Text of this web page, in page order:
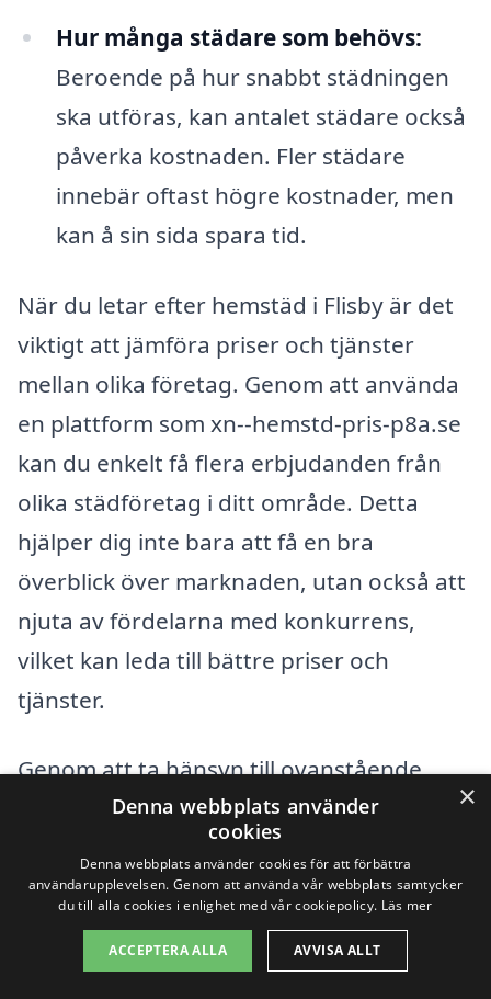
Hur många städare som behövs:
Beroende på hur snabbt städningen
ska utföras, kan antalet städare också
påverka kostnaden. Fler städare
innebär oftast högre kostnader, men
kan å sin sida spara tid.
När du letar efter hemstäd i Flisby är det
viktigt att jämföra priser och tjänster
mellan olika företag. Genom att använda
en plattform som xn--hemstd-pris-p8a.se
kan du enkelt få flera erbjudanden från
olika städföretag i ditt område. Detta
hjälper dig inte bara att få en bra
överblick över marknaden, utan också att
njuta av fördelarna med konkurrens,
vilket kan leda till bättre priser och
tjänster.
Genom att ta hänsyn till ovanstående
faktorer och noggrant överväga dina
behov kan du hitta den bästa lösningen
för hemstädning i Flisby som passar både
din livsstil och din budget.
×
Denna webbplats använder
cookies
Denna webbplats använder cookies för att förbättra
användarupplevelsen. Genom att använda vår webbplats samtycker
du till alla cookies i enlighet med vår cookiepolicy. Läs mer
ACCEPTERA ALLA AVVISA ALLT